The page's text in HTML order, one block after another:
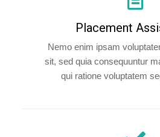
Placement
Nemo enim ipsam
sit, sed quia consequuntur
qui ratione voluptatem